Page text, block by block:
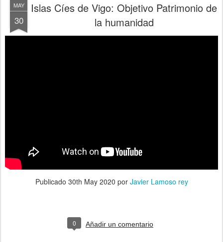
MAY
30
Islas Cíes de Vigo: Objetivo Patrimonio de
la humanidad
Publicado 30th May 2020 por Javier Lamoso rey
0 Añadir un comentario